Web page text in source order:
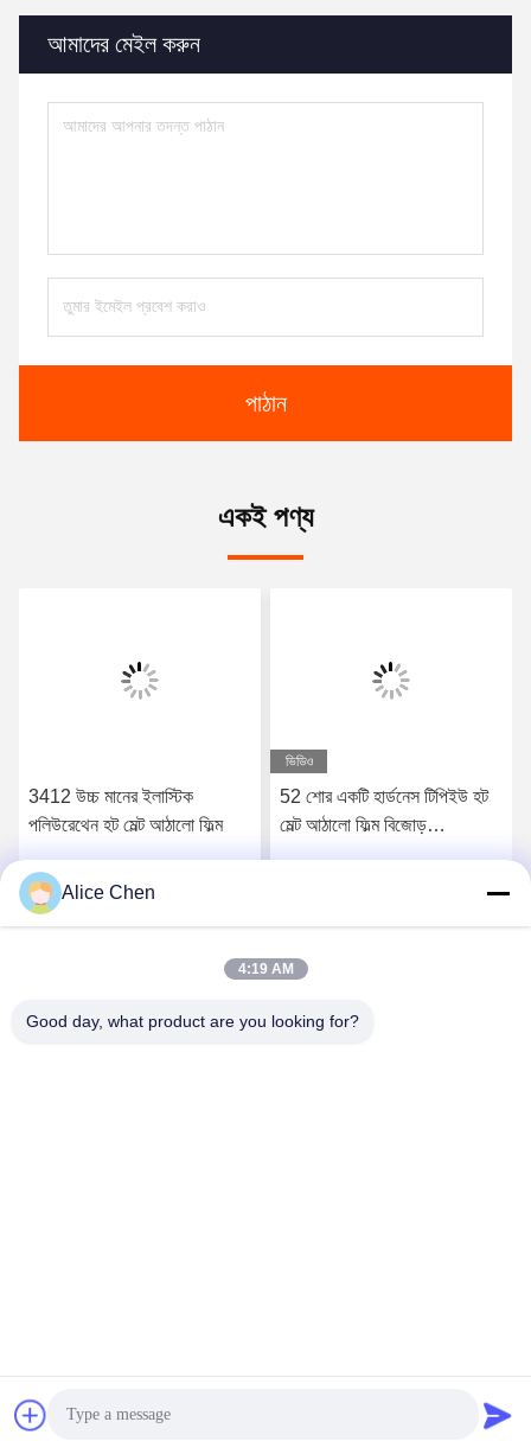
আমাদের মেইল ​​করুন
পাঠান
একই পণ্য
3412 উচ্চ মানের ইলাস্টিক
পলিউরেথেন হট মেল্ট আঠালো ফিল্ম
ভিডিও
52 শোর একটি হার্ডনেস টিপিইউ হট
মেল্ট আঠালো ফিল্ম বিজোড়
Alice Chen
4:19 AM
Good day, what product are you looking for?